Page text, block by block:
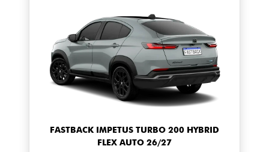
FASTBACK IMPETUS TURBO 200 HYBRID
FLEX AUTO 26/27